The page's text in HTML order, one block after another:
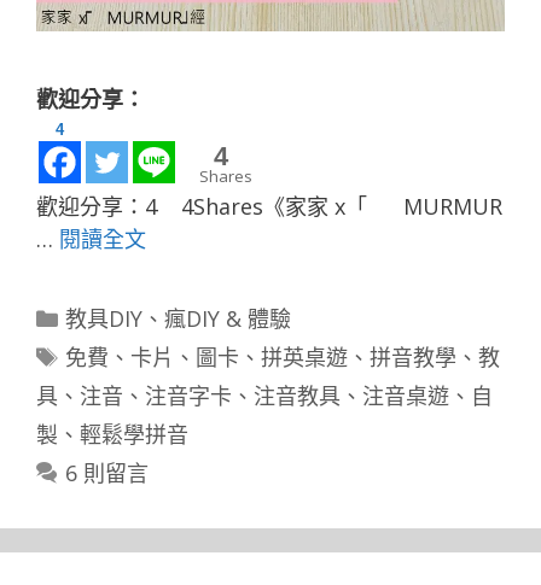
歡迎分享：
4
0
Shares
歡迎分享：4 4Shares《家家 x「 MURMUR
… 閱讀全文
分
類
教具DIY、 瘋DIY & 體驗
標
籤
免費 、 卡片 、 圖卡 、 拼英桌遊、 拼音教學 、 教
具 、 注音 、 注音字卡 、 注音教具 、 注音桌遊 、 自
製 、 輕鬆學拼音
6 則留言